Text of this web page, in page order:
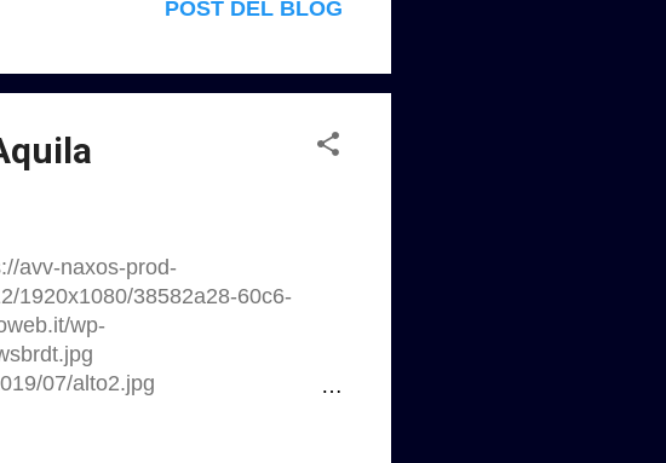
POST DEL BLOG
avv-naxos-prod-
1920x1080/38582a28-60c6-
wp-
07/alto2.jpg